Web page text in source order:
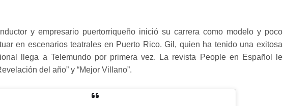
y empresario puertorriqueño inició su carrera como modelo y poco
en escenarios teatrales en Puerto Rico. Gil, quien ha tenido una exitosa
llega a Telemundo por primera vez. La revista People en Español le
del año” y “Mejor Villano”.